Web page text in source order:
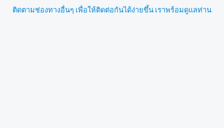
ติดตามช่องทางอื่นๆ เพื่อให้ติดต่อกันได้ง่ายขึ้น เราพร้อมดูแลท่าน